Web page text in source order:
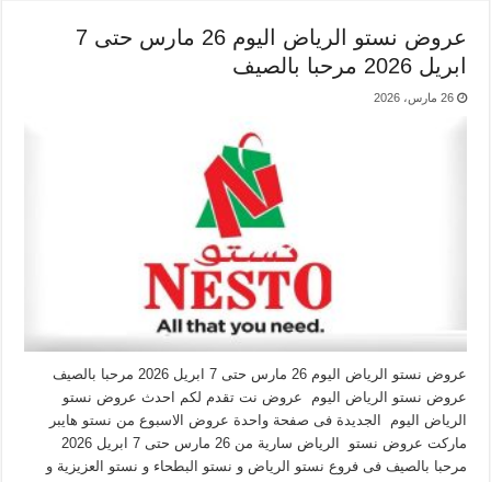
عروض نستو الرياض اليوم 26 مارس حتى 7
ابريل 2026 مرحبا بالصيف
26 مارس، 2026
عروض نستو الرياض اليوم 26 مارس حتى 7 ابريل 2026 مرحبا بالصيف
عروض نستو الرياض اليوم عروض نت تقدم لكم احدث عروض نستو
الرياض اليوم الجديدة فى صفحة واحدة عروض الاسبوع من نستو هايبر
ماركت عروض نستو الرياض سارية من 26 مارس حتى 7 ابريل 2026
مرحبا بالصيف فى فروع نستو الرياض و نستو البطحاء و نستو العزيزية و